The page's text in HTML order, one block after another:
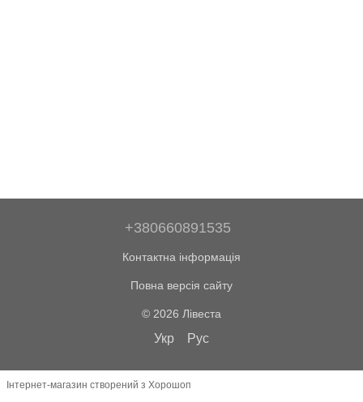
+380660891535
Контактна інформація
Повна версія сайту
© 2026 Лівеста
Укр Рус
Інтернет-магазин створений з Хорошоп